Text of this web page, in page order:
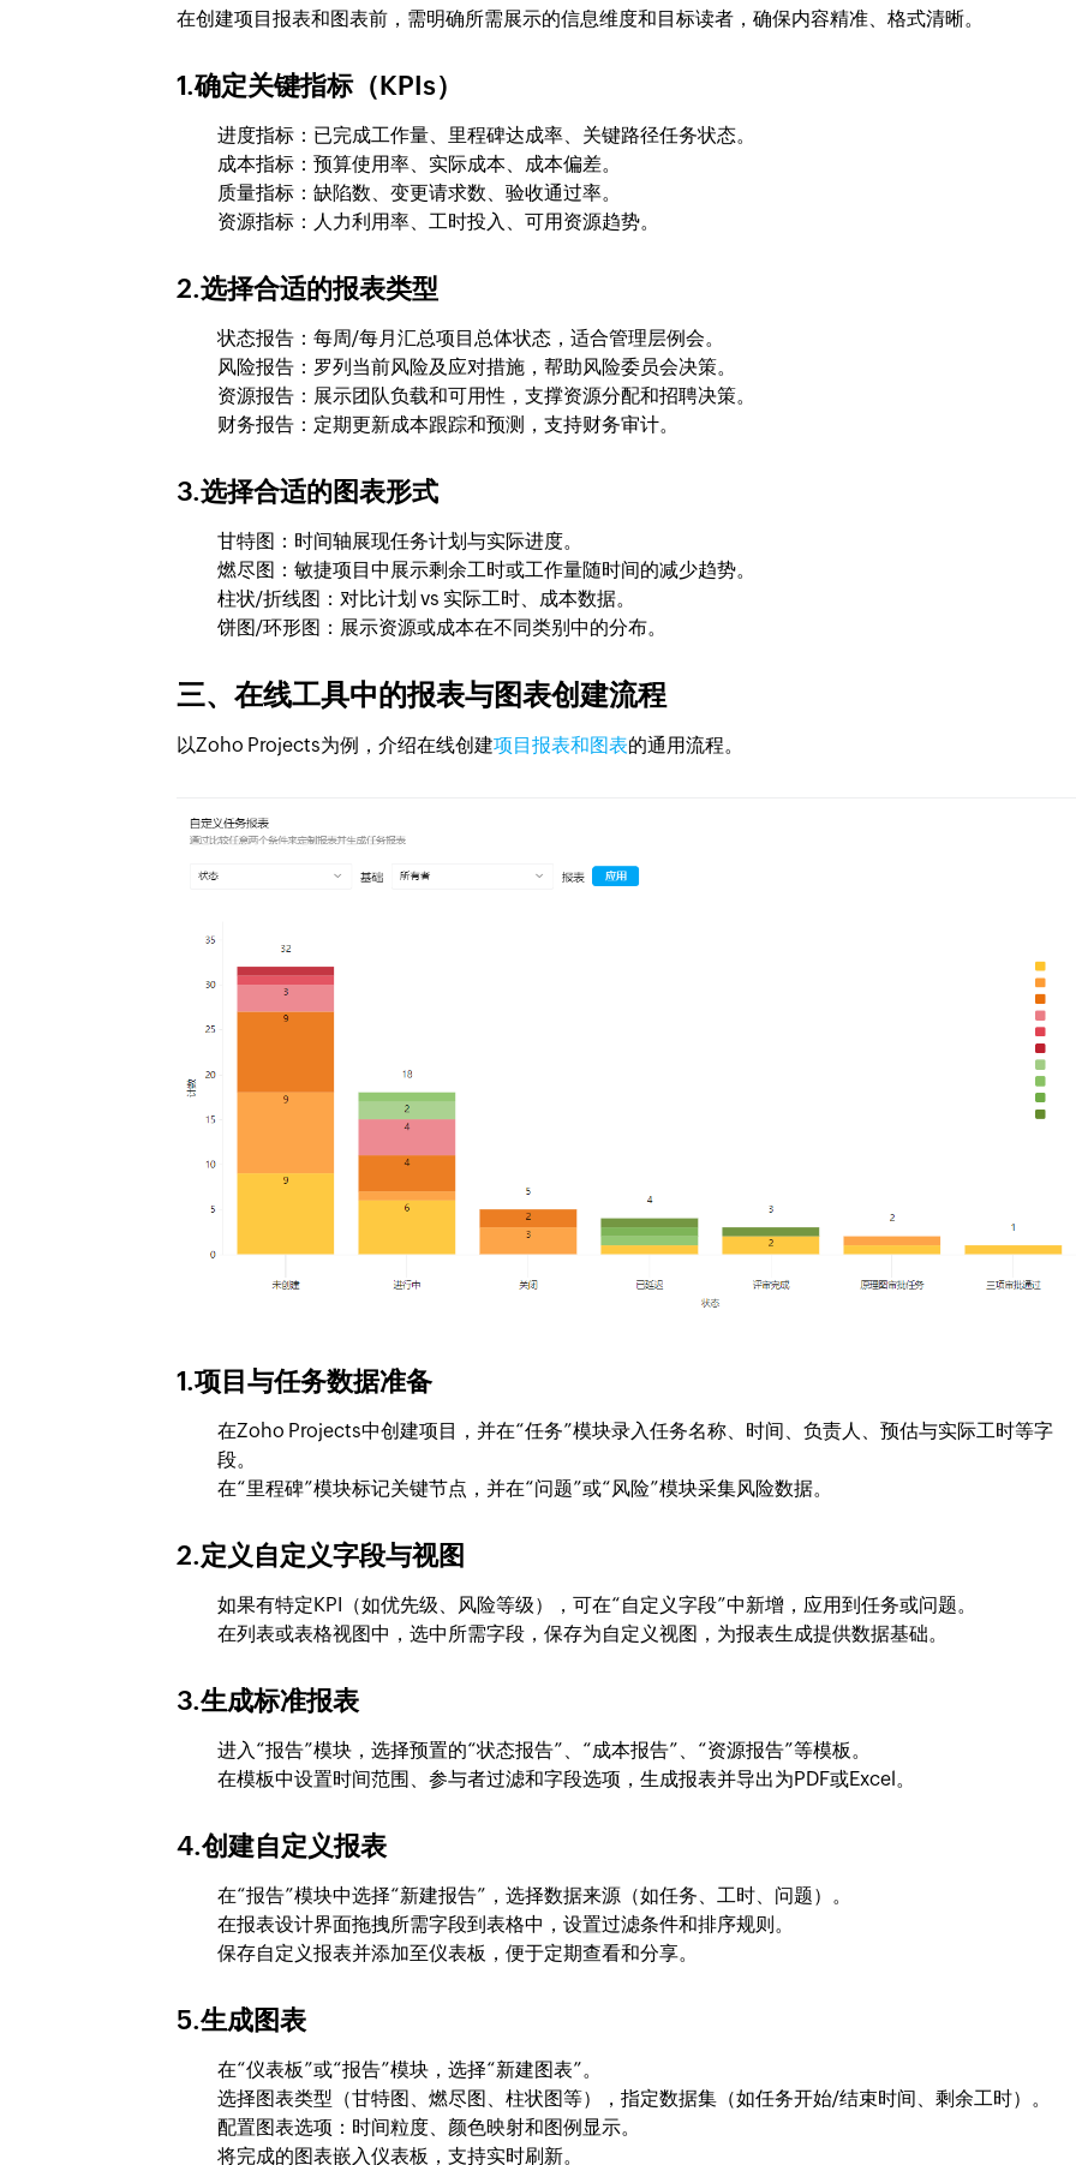
在创建项目报表和图表前，需明确所需展示的信息维度和目标读者，确保内容精准、格式清晰。
1.确定关键指标（KPIs）
进度指标：已完成工作量、里程碑达成率、关键路径任务状态。
成本指标：预算使用率、实际成本、成本偏差。
质量指标：缺陷数、变更请求数、验收通过率。
资源指标：人力利用率、工时投入、可用资源趋势。
2.选择合适的报表类型
状态报告：每周/每月汇总项目总体状态，适合管理层例会。
风险报告：罗列当前风险及应对措施，帮助风险委员会决策。
资源报告：展示团队负载和可用性，支撑资源分配和招聘决策。
财务报告：定期更新成本跟踪和预测，支持财务审计。
3.选择合适的图表形式
甘特图：时间轴展现任务计划与实际进度。
燃尽图：敏捷项目中展示剩余工时或工作量随时间的减少趋势。
柱状/折线图：对比计划 vs 实际工时、成本数据。
饼图/环形图：展示资源或成本在不同类别中的分布。
三、在线工具中的报表与图表创建流程
以Zoho Projects为例，介绍在线创建项目报表和图表的通用流程。
1.项目与任务数据准备
在Zoho Projects中创建项目，并在“任务”模块录入任务名称、时间、负责人、预估与实际工时等字
段。
在“里程碑”模块标记关键节点，并在“问题”或“风险”模块采集风险数据。
2.定义自定义字段与视图
如果有特定KPI（如优先级、风险等级），可在“自定义字段”中新增，应用到任务或问题。
在列表或表格视图中，选中所需字段，保存为自定义视图，为报表生成提供数据基础。
3.生成标准报表
进入“报告”模块，选择预置的“状态报告”、“成本报告”、“资源报告”等模板。
在模板中设置时间范围、参与者过滤和字段选项，生成报表并导出为PDF或Excel。
4.创建自定义报表
在“报告”模块中选择“新建报告”，选择数据来源（如任务、工时、问题）。
在报表设计界面拖拽所需字段到表格中，设置过滤条件和排序规则。
保存自定义报表并添加至仪表板，便于定期查看和分享。
5.生成图表
在“仪表板”或“报告”模块，选择“新建图表”。
选择图表类型（甘特图、燃尽图、柱状图等），指定数据集（如任务开始/结束时间、剩余工时）。
配置图表选项：时间粒度、颜色映射和图例显示。
将完成的图表嵌入仪表板，支持实时刷新。